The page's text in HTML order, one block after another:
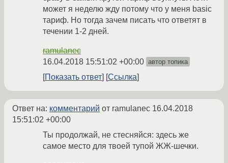
может я неделю жду потому что у меня basic
тариф. Но тогда зачем писать что ответят в
течении 1-2 дней.
ramulanec
16.04.2018 15:51:02 +00:00 автор топика
Показать ответ Ссылка
Ответ на: комментарий от ramulanec 16.04.2018
15:51:02 +00:00
Ты продолжай, не стесняйся: здесь же
самое место для твоей тупой ЖЖ-шечки.